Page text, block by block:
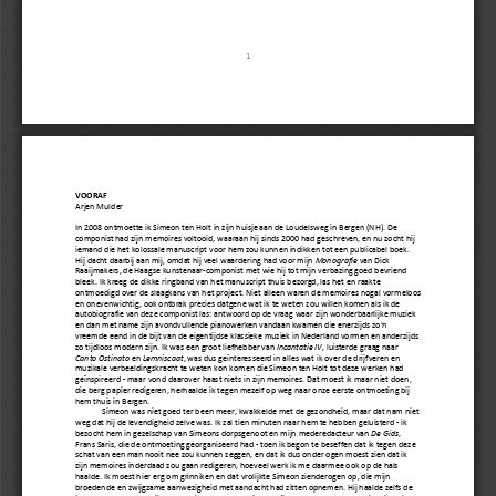
1
VOORAF
Arjen Mulder
In 2008 ontmoette ik Simeon ten Holt in zijn huisje aan de Loudelsweg in Bergen (NH). De
componist had zijn memoires voltooid, waaraan hij sinds 2000 had geschreven, en nu zocht hij
iemand die het kolossale manuscript voor hem zou kunnen indikken tot een publicabel boek.
Hij dacht daarbij aan mij, omdat hij veel waardering had voor mijn Monografie van Dick
Raaijmakers, de Haagse kunstenaar-componist met wie hij tot mijn verbazing goed bevriend
bleek. Ik kreeg de dikke ringband van het manuscript thuis bezorgd, las het en raakte
ontmoedigd over de slaagkans van het project. Niet alleen waren de memoires nogal vormeloos
en onevenwichtig, ook ontbrak precies datgene wat ik te weten zou willen komen als ik de
autobiografie van deze componist las: antwoord op de vraag waar zijn wonderbaarlijke muziek
en dan met name zijn avondvullende pianowerken vandaan kwamen die enerzijds zo'n
vreemde eend in de bijt van de eigentijdse klassieke muziek in Nederland vormen en anderzijds
zo tijdloos modern zijn. Ik was een groot liefhebber van Incantatie IV, luisterde graag naar
Canto Ostinato en Lemniscaat, was dus geïnteresseerd in alles wat ik over de drijfveren en
muzikale verbeeldingskracht te weten kon komen die Simeon ten Holt tot deze werken had
geïnspireerd -maar vond daarover haast niets in zijn memoires. Dat moest ik maar niet doen,
die berg papier redigeren, herhaalde ik tegen mezelf op weg naar onze eerste ontmoeting bij
hem thuis in Bergen.
Simeon was niet goed ter been meer, kwakkelde met de gezondheid, maar dat nam niet
weg dat hij de levendigheid zelve was. Ik zal tien minuten naar hem te hebben geluisterd -ik
bezocht hem in gezelschap van Simeons dorpsgenoot en mijn mederedacteur van De Gids,
Frans Saris, die de ontmoeting georganiseerd had -toen ik begon te beseffen dat ik tegen deze
schat van een man nooit nee zou kunnen zeggen, en dat ik dus onder ogen moest zien dat ik
zijn memoires inderdaad zou gaan redigeren, hoeveel werk ik me daarmee ook op de hals
haalde. Ik moest hier erg om grinniken en dat vrolijkte Simeon zienderogen op, die mijn
broedende en zwijgzame aanwezigheid met aandacht had zitten opnemen. Hij haalde zelfs de